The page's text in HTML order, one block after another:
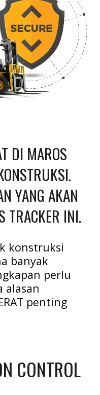
DI MAROS
YANG AKAN
TRACKER INI.
konstruksi
banyak
perlu
alasan
penting
CONTROL